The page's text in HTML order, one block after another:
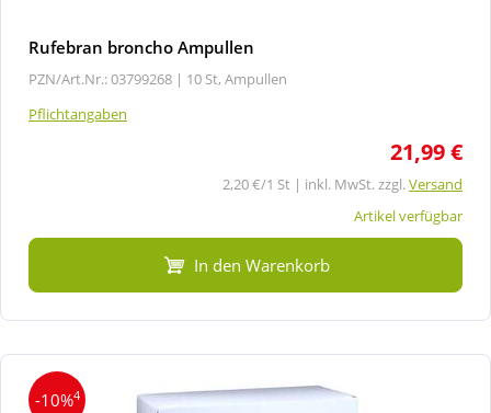
Rufebran broncho Ampullen
PZN/Art.Nr.: 03799268 | 10 St, Ampullen
Pflichtangaben
21,99 €
2,20 €/1 St | inkl. MwSt. zzgl.Versand
Artikel verfügbar
In den Warenkorb
-10%4